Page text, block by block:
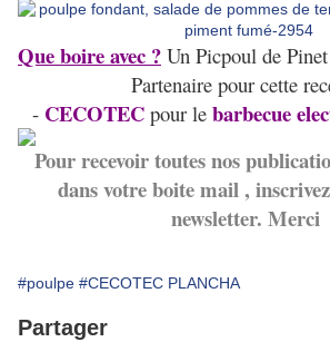
Que boire avec ? Un Picpoul de Pinet
Partenaire pour cette
- CECOTECpour le barbecue
Pour recevoir toutes nos
dans votre boite mail ,
newsletter. Merci
#poulpe #CECOTEC PLANCHA
Partager